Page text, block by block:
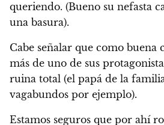
queriendo. (Bueno su nefasta
una basura).
Cabe señalar que como buena
más de uno de sus
ruina total (el papá de la
vagabundos por ejemplo).
Estamos seguros que por ahí